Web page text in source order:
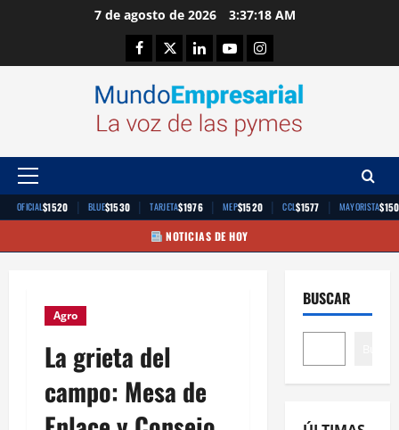
7 de agosto de 2026 3:37:19 AM
Facebook
TwitterLinkedinYoutubeInstagram
Menú
principal
OFICIAL$1520 | BLUE$1530 | TARJETA$1976 | MEP$1520 | CCL$1577 | MAYORISTA
NOTICIAS DE HOY
Agro
La grieta del
campo: Mesa de
BUSCAR